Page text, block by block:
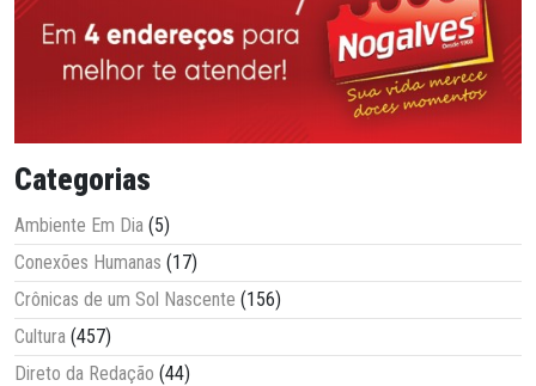
Categorias
Ambiente Em Dia (5)
Conexões Humanas (17)
Crônicas de um Sol Nascente (156)
Cultura (457)
Direto da Redação (44)